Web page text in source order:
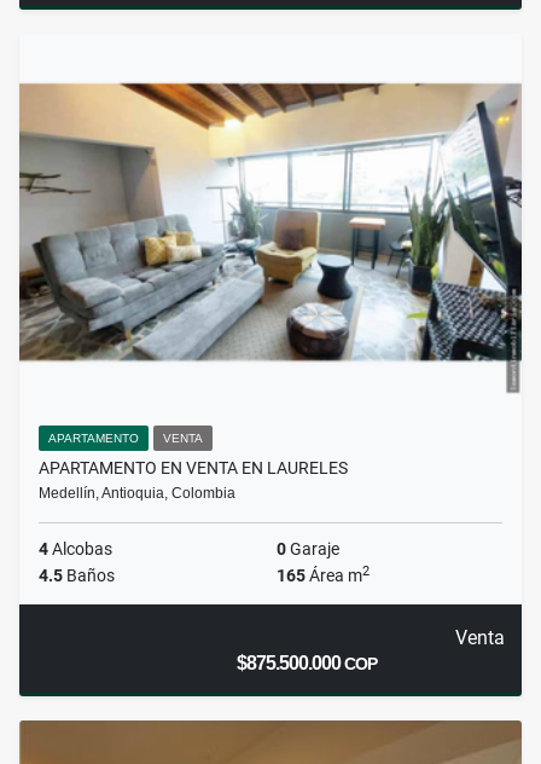
APARTAMENTO VENTA
APARTAMENTO EN VENTA EN LAURELES
Medellín, Antioquia, Colombia
4Alcobas 0Garaje
4.5 Baños 165Área m2
Venta
$875.500.000COP